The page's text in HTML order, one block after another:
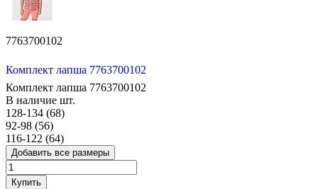
7763700102
Комплект лапша 7763700102
Комплект лапша 7763700102
В наличие шт.
128-134 (68)
92-98 (56)
116-122 (64)
Добавить все размеры
Купить